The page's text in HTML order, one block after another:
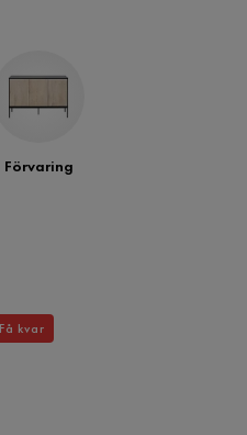
Förvaring
Få kvar